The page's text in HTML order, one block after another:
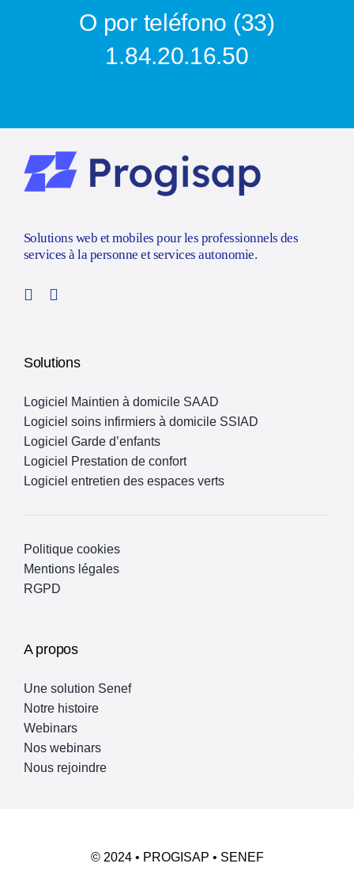
O por teléfono (33)
1.84.20.16.50
Solutions web et mobiles pour les professionnels des
services à la personne et services autonomie.
Solutions
Logiciel Maintien à domicile SAAD
Logiciel soins infirmiers à domicile SSIAD
Logiciel Garde d’enfants
Logiciel Prestation de confort
Logiciel entretien des espaces verts
Politique cookies
Mentions légales
RGPD
A propos
Une solution Senef
Notre histoire
Webinars
Nos webinars
Nous rejoindre
© 2024 • PROGISAP • SENEF